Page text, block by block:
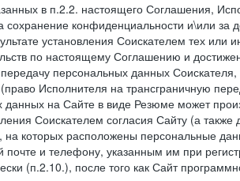
в п.2.2. настоящего Соглашения,
сохранение конфиденциальности и\или
установления Соискателем тех или
по настоящему Соглашению и
персональных данных
(право Исполнителя на трансграничную
на Сайте в виде Резюме может
Соискателем согласия Сайту (а
на которых расположены персональные
почте и телефону, указанным им при
(п.2.10.), после того как Сайт